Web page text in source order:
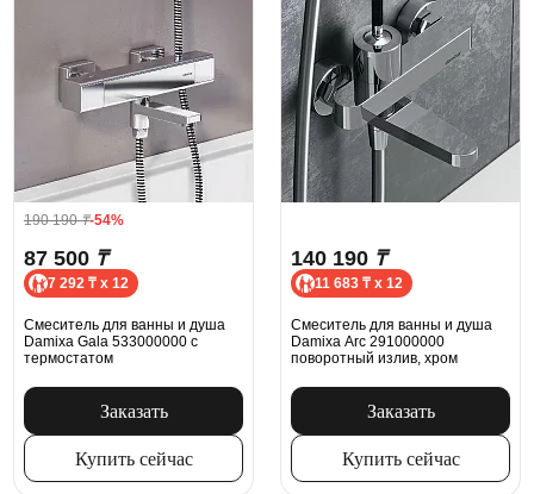
190 190₸-54%
87 500 ₸
7 292 ₸ x 12
Смеситель для ванны и душа
Damixa Gala 533000000 с
термостатом
Заказать
Купить сейчас
140 190 ₸
11 683 ₸ x 12
Смеситель для ванны и душа
Damixa Arc 291000000
поворотный излив, хром
Заказать
Купить сейчас